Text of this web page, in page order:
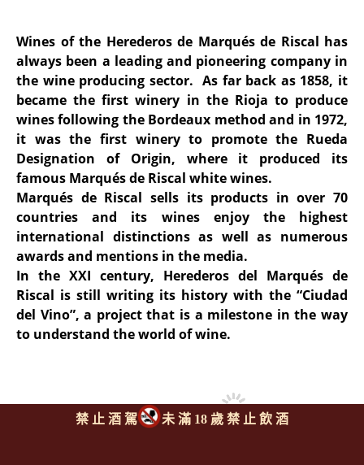
Wines of the Herederos de Marqués de Riscal has
always been a leading and pioneering company in
the wine producing sector. As far back as 1858, it
became the first winery in the Rioja to produce
wines following the Bordeaux method and in 1972,
it was the first winery to promote the Rueda
Designation of Origin, where it produced its
famous Marqués de Riscal white wines.
Marqués de Riscal sells its products in over 70
countries and its wines enjoy the highest
international distinctions as well as numerous
awards and mentions in the media.
In the XXI century, Herederos del Marqués de
Riscal is still writing its history with the “Ciudad
del Vino”, a project that is a milestone in the way
to understand the world of wine.
禁 止 酒 駕 未 滿 18 歲 禁 止 飲 酒